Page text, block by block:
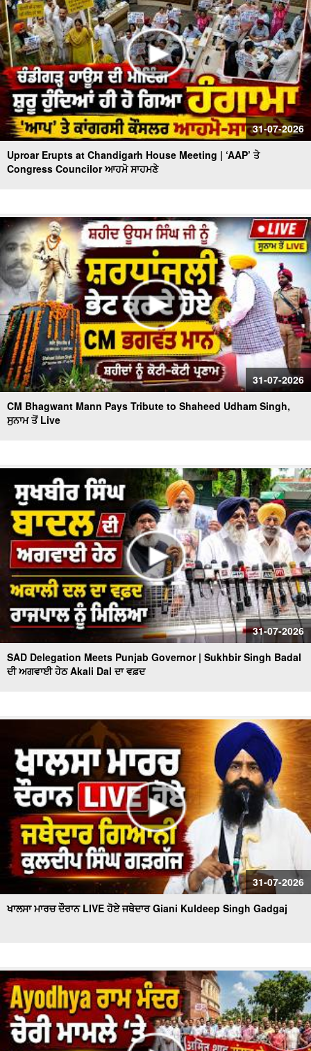
31-07-2026
Uproar Erupts at Chandigarh House Meeting | ‘AAP’ ਤੇ
Congress Councilor ਆਹਮੋ ਸਾਹਮਣੇ
31-07-2026
CM Bhagwant Mann Pays Tribute to Shaheed Udham Singh,
ਸੁਨਾਮ ਤੋਂ Live
31-07-2026
SAD Delegation Meets Punjab Governor | Sukhbir Singh Badal
ਦੀ ਅਗਵਾਈ ਹੇਠ Akali Dal ਦਾ ਵਫ਼ਦ
31-07-2026
ਖਾਲਸਾ ਮਾਰਚ ਦੌਰਾਨ LIVE ਹੋਏ ਜਥੇਦਾਰ Giani Kuldeep Singh Gadgaj